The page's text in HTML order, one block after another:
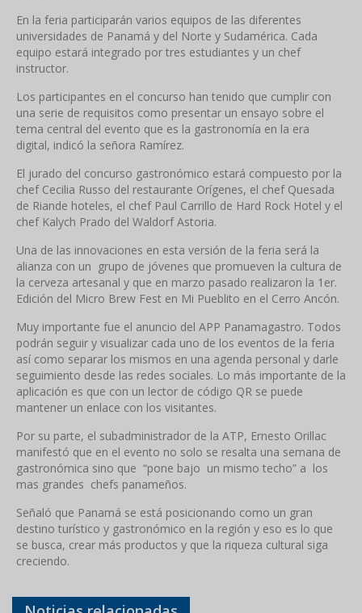
En la feria participarán varios equipos de las diferentes
universidades de Panamá y del Norte y Sudamérica. Cada
equipo estará integrado por tres estudiantes y un chef
instructor.
Los participantes en el concurso han tenido que cumplir con
una serie de requisitos como presentar un ensayo sobre el
tema central del evento que es la gastronomía en la era
digital, indicó la señora Ramírez.
El jurado del concurso gastronómico estará compuesto por la
chef Cecilia Russo del restaurante Orígenes, el chef Quesada
de Riande hoteles, el chef Paul Carrillo de Hard Rock Hotel y el
chef Kalych Prado del Waldorf Astoria.
Una de las innovaciones en esta versión de la feria será la
alianza con un grupo de jóvenes que promueven la cultura de
la cerveza artesanal y que en marzo pasado realizaron la 1er.
Edición del Micro Brew Fest en Mi Pueblito en el Cerro Ancón.
Muy importante fue el anuncio del APP Panamagastro. Todos
podrán seguir y visualizar cada uno de los eventos de la feria
así como separar los mismos en una agenda personal y darle
seguimiento desde las redes sociales. Lo más importante de la
aplicación es que con un lector de código QR se puede
mantener un enlace con los visitantes.
Por su parte, el subadministrador de la ATP, Ernesto Orillac
manifestó que en el evento no solo se resalta una semana de
gastronómica sino que “pone bajo un mismo techo” a los
mas grandes chefs panameños.
Señaló que Panamá se está posicionando como un gran
destino turístico y gastronómico en la región y eso es lo que
se busca, crear más productos y que la riqueza cultural siga
creciendo.